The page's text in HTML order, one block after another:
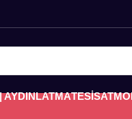
AYDINLATMATESİSAT